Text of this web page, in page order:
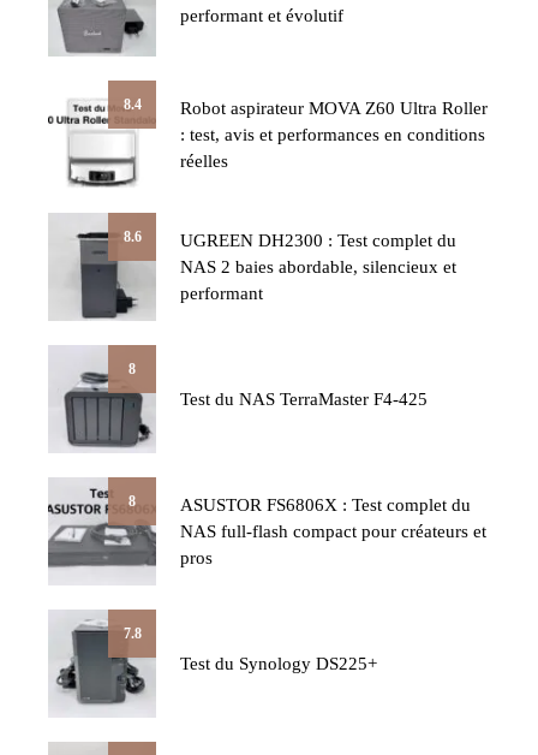
performant et évolutif
8.4
Robot aspirateur MOVA Z60 Ultra Roller
: test, avis et performances en conditions
réelles
8.6
UGREEN DH2300 : Test complet du
NAS 2 baies abordable, silencieux et
performant
8
Test du NAS TerraMaster F4-425
8
ASUSTOR FS6806X : Test complet du
NAS full-flash compact pour créateurs et
pros
7.8
Test du Synology DS225+